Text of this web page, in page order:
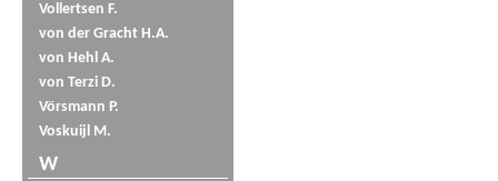
Vollertsen F.
von der Gracht H.A.
von Hehl A.
von Terzi D.
Vörsmann P.
Voskuijl M.
W